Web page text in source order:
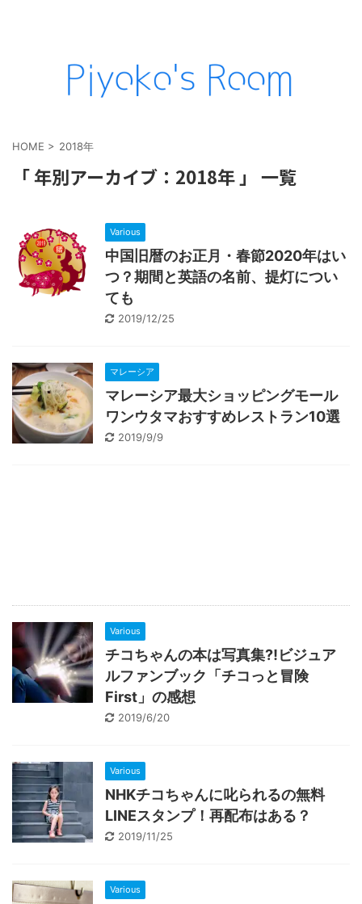
HOME > 2018年
「 年別アーカイブ：2018年 」 一覧
Various
中国旧暦のお正月・春節2020年はい
つ？期間と英語の名前、提灯につい
ても
2019/12/25
マレーシア
マレーシア最大ショッピングモール
ワンウタマおすすめレストラン10選
2019/9/9
Various
チコちゃんの本は写真集⁈ビジュア
ルファンブック「チコっと冒険
First」の感想
2019/6/20
Various
NHKチコちゃんに叱られるの無料
LINEスタンプ！再配布はある？
2019/11/25
Various